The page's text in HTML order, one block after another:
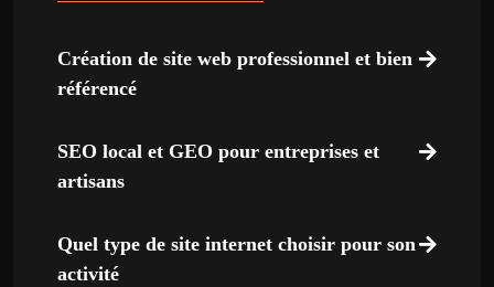
Création de site web professionnel et bien
référencé
SEO local et GEO pour entreprises et
artisans
Quel type de site internet choisir pour son
activité